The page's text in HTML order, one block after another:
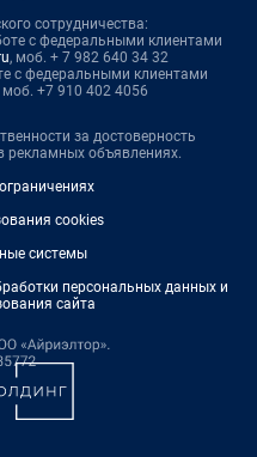
сотрудничества:
с федеральными клиентами
, моб. + 7 982 640 34 32
с федеральными клиентами
моб. +7 910 402 4056
за достоверность
объявлениях.
cookies
системы
персональных данных и
сайта